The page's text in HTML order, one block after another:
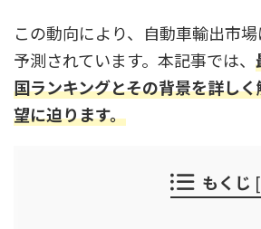
この動向により、自動車輸出市
予測されています。本記事では、
国ランキングとその背景を詳し
望に迫ります。
もくじ [